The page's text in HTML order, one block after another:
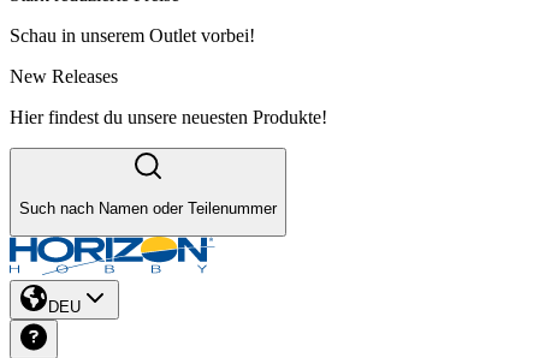
Schau in unserem Outlet vorbei!
New Releases
Hier findest du unsere neuesten Produkte!
Such nach Namen oder Teilenummer
DEU